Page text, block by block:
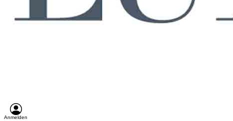
Anmelden